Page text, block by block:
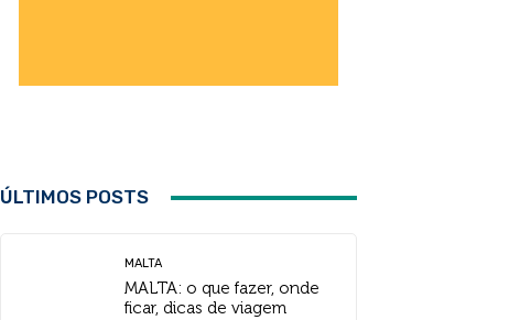
ÚLTIMOS POSTS
MALTA
MALTA: o que fazer, onde
ficar, dicas de viagem